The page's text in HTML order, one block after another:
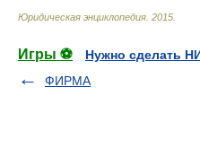
Юридическая энциклопедия 2015
Игры ⚽
Нужно сделать
ФИРМА